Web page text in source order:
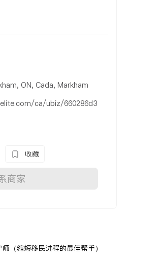
ON, Cada, Markham
ca/ubiz/660286d3
收藏
商家
（缩短移民进程的最佳帮手）